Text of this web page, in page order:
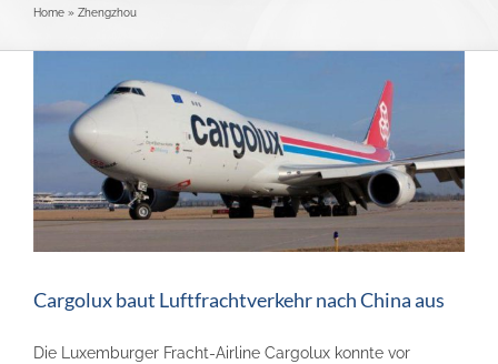
Home » Zhengzhou
Cargolux baut Luftfrachtverkehr nach China aus
Die Luxemburger Fracht-Airline Cargolux konnte vor